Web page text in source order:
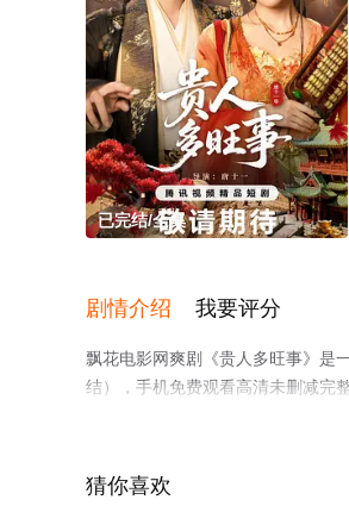
已完结/全集
剧情介绍 我要评分
飘花电影网爽剧《贵人多旺事》是
结），手机免费观看高清未删减完
猜你喜欢